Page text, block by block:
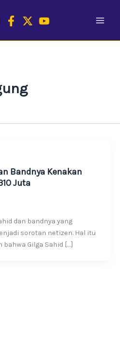
Bandnya Kenakan
Juta
dan bandnya yang
sorotan netizen. Hal itu
Gilga Sahid […]